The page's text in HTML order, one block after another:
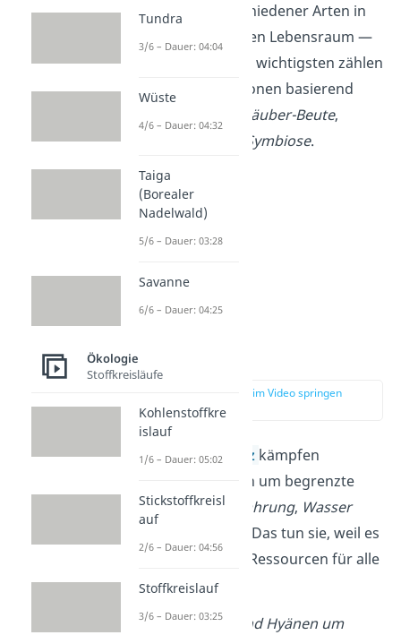
Organismen verschiedener Arten in
einem abgrenzbaren Lebensraum —
untersucht. Zu den wichtigsten zählen
dabei die Interaktionen basierend
Räuber-Beute,
Symbiose.
Konkurrenz
zur Stelle im Video springen
(01:14)
Bei derKonkurrenz kämpfen
verschiedene Arten um begrenzte
Ressourcen wie
Nahrung, Wasser
. Das tun sie, weil es
nicht ausreichend Ressourcen für alle
gibt.
Beispiel: Löwen und Hyänen um
Tundra
3/6 – Dauer: 04:04
Wüste
4/6 – Dauer: 04:32
Taiga
(Borealer
Nadelwald)
5/6 – Dauer: 03:28
Savanne
6/6 – Dauer: 04:25
Ökologie
Stoffkreisläufe
Kohlenstoffkre
islauf
1/6 – Dauer: 05:02
Stickstoffkreisl
auf
2/6 – Dauer: 04:56
Stoffkreislauf
3/6 – Dauer: 03:25